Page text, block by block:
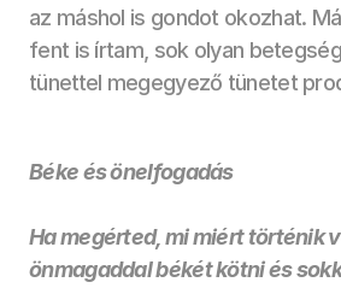
az máshol is gondot okozhat.
fent is írtam, sok olyan
tünettel megegyező tünetet
Béke és önelfogadás
Ha megérted, mi miért történik
önmagaddal békét kötni és